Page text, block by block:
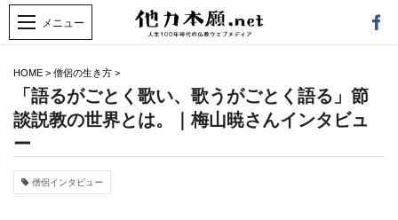
HOME > 僧侶の生き方 >
「語るがごとく歌い、歌うがごとく語る」節
談説教の世界とは。｜梅山暁さんインタビュ
ー
僧侶インタビュー